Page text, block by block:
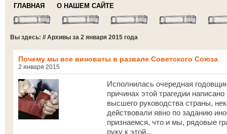
ГЛАВНАЯ О НАШЕМ САЙТЕ
Вы здесь: // Архивы за 2 января 2015 года
Почему мы все виноваты в развале Советского Союза
2 января 2015
Исполнилась очередная
причинах этой трагедии
высшего руководства страны,
действовали явно по заданию
признаемся, что и мы, рядовые
руку к этой...